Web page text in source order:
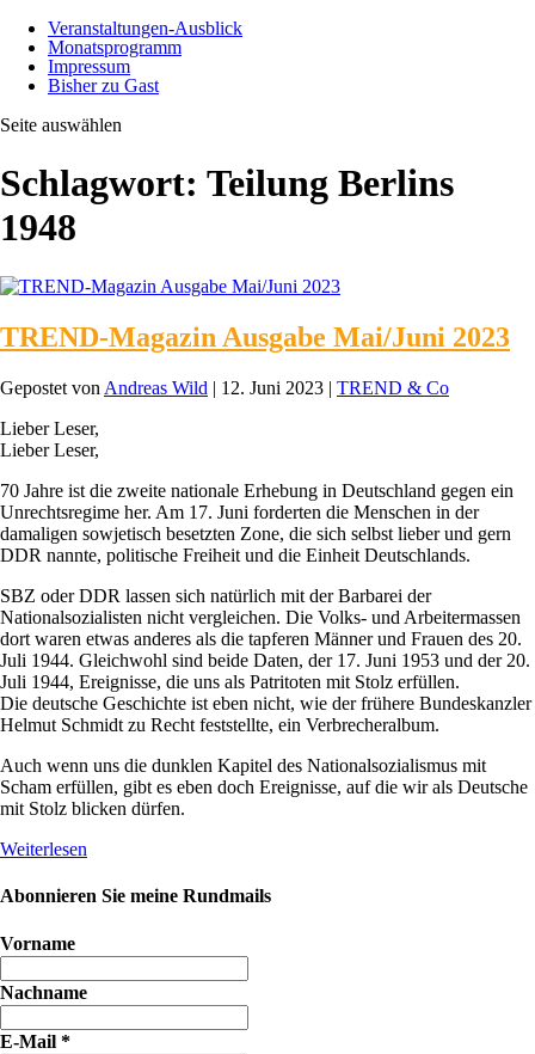
Veranstaltungen-Ausblick
Monatsprogramm
Impressum
Bisher zu Gast
Seite auswählen
Schlagwort: Teilung Berlins
1948
TREND-Magazin Ausgabe Mai/Juni 2023
Gepostet von Andreas Wild | 12. Juni 2023 | TREND & Co
Lieber Leser,
Lieber Leser,
70 Jahre ist die zweite nationale Erhebung in Deutschland gegen ein
Unrechtsregime her. Am 17. Juni forderten die Menschen in der
damaligen sowjetisch besetzten Zone, die sich selbst lieber und gern
DDR nannte, politische Freiheit und die Einheit Deutschlands.
SBZ oder DDR lassen sich natürlich mit der Barbarei der
Nationalsozialisten nicht vergleichen. Die Volks- und Arbeitermassen
dort waren etwas anderes als die tapferen Männer und Frauen des 20.
Juli 1944. Gleichwohl sind beide Daten, der 17. Juni 1953 und der 20.
Juli 1944, Ereignisse, die uns als Patritoten mit Stolz erfüllen.
Die deutsche Geschichte ist eben nicht, wie der frühere Bundeskanzler
Helmut Schmidt zu Recht feststellte, ein Verbrecheralbum.
Auch wenn uns die dunklen Kapitel des Nationalsozialismus mit
Scham erfüllen, gibt es eben doch Ereignisse, auf die wir als Deutsche
mit Stolz blicken dürfen.
Weiterlesen
Abonnieren Sie meine Rundmails
Vorname
Nachname
E-Mail *